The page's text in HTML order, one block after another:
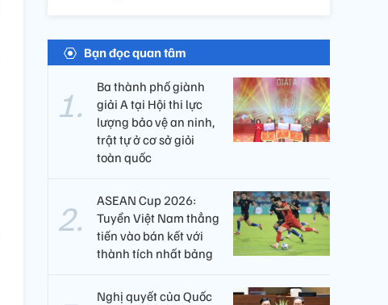
Bạn đọc quan tâm
Ba thành phố giành
giải A tại Hội thi lực
lượng bảo vệ an ninh,
trật tự ở cơ sở giỏi
toàn quốc
ASEAN Cup 2026:
Tuyển Việt Nam thẳng
tiến vào bán kết với
thành tích nhất bảng
Nghị quyết của Quốc